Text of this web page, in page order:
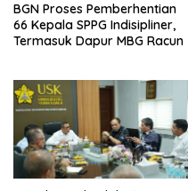
BGN Proses Pemberhentian
66 Kepala SPPG Indisipliner,
Termasuk Dapur MBG Racun